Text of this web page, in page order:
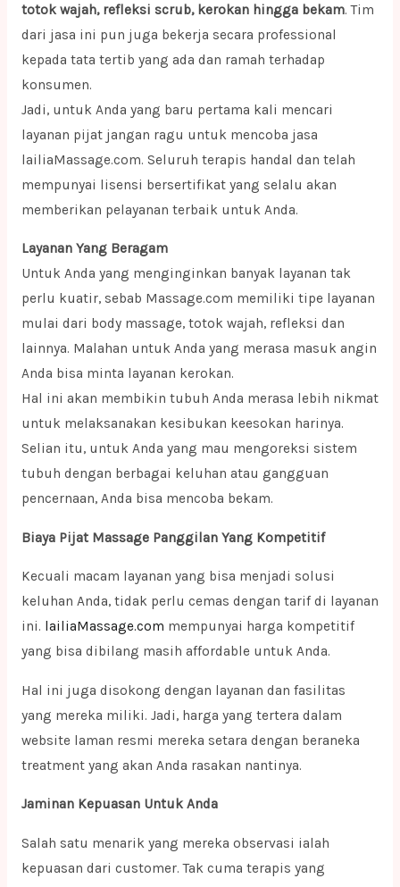
totok wajah, refleksi scrub, kerokan hingga bekam. Tim
dari jasa ini pun juga bekerja secara professional
kepada tata tertib yang ada dan ramah terhadap
konsumen.
Jadi, untuk Anda yang baru pertama kali mencari
layanan pijat jangan ragu untuk mencoba jasa
lailiaMassage.com. Seluruh terapis handal dan telah
mempunyai lisensi bersertifikat yang selalu akan
memberikan pelayanan terbaik untuk Anda.
Layanan Yang Beragam
Untuk Anda yang menginginkan banyak layanan tak
perlu kuatir, sebab Massage.com memiliki tipe layanan
mulai dari body massage, totok wajah, refleksi dan
lainnya. Malahan untuk Anda yang merasa masuk angin
Anda bisa minta layanan kerokan.
Hal ini akan membikin tubuh Anda merasa lebih nikmat
untuk melaksanakan kesibukan keesokan harinya.
Selian itu, untuk Anda yang mau mengoreksi sistem
tubuh dengan berbagai keluhan atau gangguan
pencernaan, Anda bisa mencoba bekam.
Biaya Pijat Massage Panggilan Yang Kompetitif
Kecuali macam layanan yang bisa menjadi solusi
keluhan Anda, tidak perlu cemas dengan tarif di layanan
ini. lailiaMassage.com mempunyai harga kompetitif
yang bisa dibilang masih affordable untuk Anda.
Hal ini juga disokong dengan layanan dan fasilitas
yang mereka miliki. Jadi, harga yang tertera dalam
website laman resmi mereka setara dengan beraneka
treatment yang akan Anda rasakan nantinya.
Jaminan Kepuasan Untuk Anda
Salah satu menarik yang mereka observasi ialah
kepuasan dari customer. Tak cuma terapis yang